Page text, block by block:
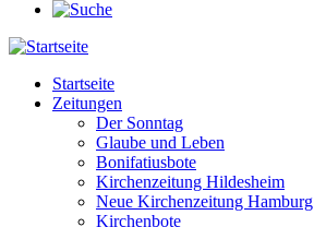
Main
navigation
Startseite
Zeitungen
Der Sonntag
Glaube und Leben
Bonifatiusbote
Kirchenzeitung Hildesheim
Neue Kirchenzeitung Hamburg
Kirchenbote